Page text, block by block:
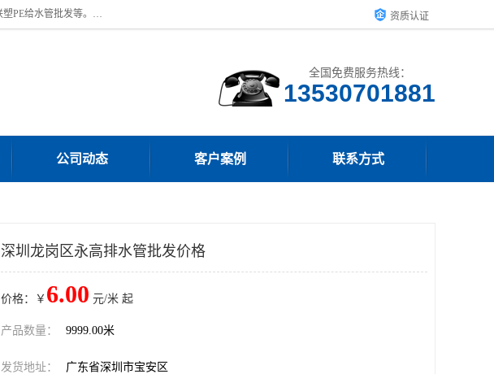
深圳市宝安区沙井街道浩丰胶管商行主营产品：联塑批发、联塑管批发、联塑总代理、联塑总经销、联塑HDPE波纹管批发、联塑PE给水管批发等。凭借服务以及多年的勤奋拼搏，发展成为一家销售各种管材管件，绝缘电工套管及配件等系列产品的贸易公司。公司秉承“顾客至上，锐意进取”的经营理念，坚持“客户至上”原则为广大客户提供的服务。欢迎惠顾！ 资质认证
全国免费服务热线：
公司动态 客户案例 联系方式
深圳龙岗区永高排水管批发价格
价格：￥ 6.00 元/米 起
产品数量： 9999.00米
发货地址： 广东省深圳市宝安区